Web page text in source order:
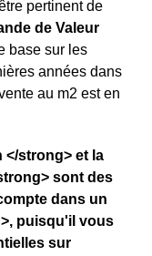
pertinent de
de Valeur
base sur les
années dans
au m2 est en
</strong> et la
sont des
dans un
puisqu'il vous
sur